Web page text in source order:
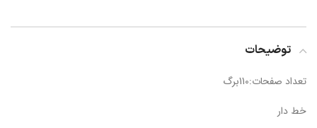
توضیحات
تعداد صفحات:110برگ
خط دار